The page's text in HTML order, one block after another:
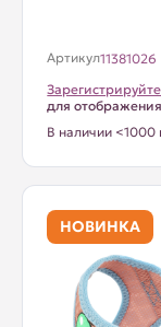
Артикул11381026
для
В наличии <1000
НОВИНКА